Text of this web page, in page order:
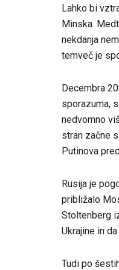
Lahko bi
Minska.
nekdanja
temveč je
Decembra
sporazuma,
nedvomno
stran začne
Putinova
Rusija je
približalo
Stoltenberg
Ukrajine in
Tudi po